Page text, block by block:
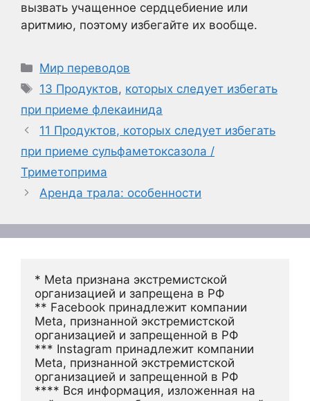
вызвать учащенное сердцебиение или
аритмию, поэтому избегайте их вообще.
Рубрики
Мир переводов
Метки
13 Продуктов, которых следует избегать
при приеме флекаинида
11 Продуктов, которых следует избегать
при приеме сульфаметоксазола /
Триметоприма
Аренда трала: особенности
* Meta признана экстремистской
организацией и запрещена в РФ
** Facebook принадлежит компании
Meta, признанной экстремистской
организацией и запрещенной в РФ
*** Instagram принадлежит компании
Meta, признанной экстремистской
организацией и запрещенной в РФ
**** Вся информация, изложенная на